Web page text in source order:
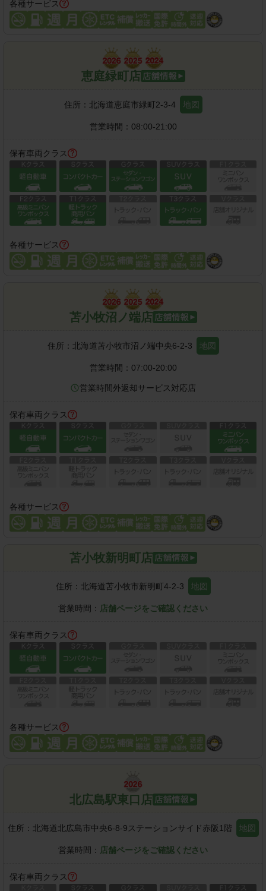
各種サービス
恵庭緑町店
住所： 北海道恵庭市緑町2-3-4 地図
営業時間： 08:00-21:00
保有車両クラス
各種サービス
苫小牧沼ノ端店
住所： 北海道苫小牧市沼ノ端中央6-2-3 地図
営業時間： 07:00-20:00
営業時間外返却サービス対応店
保有車両クラス
各種サービス
苫小牧新明町店
住所： 北海道苫小牧市新明町4-2-3 地図
営業時間： 店舗ページをご確認ください
保有車両クラス
各種サービス
北広島駅東口店
住所： 北海道北広島市中央6-8-9ステーションサイド赤阪1階 地図
営業時間： 店舗ページをご確認ください
保有車両クラス